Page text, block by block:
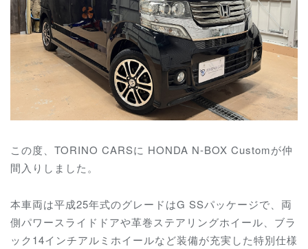
この度、TORINO CARSに HONDA N-BOX Customが仲
間入りしました。
本車両は平成25年式のグレードはG SSパッケージで、両
側パワースライドドアや革巻ステアリングホイール、ブラ
ック14インチアルミホイールなど装備が充実した特別仕様